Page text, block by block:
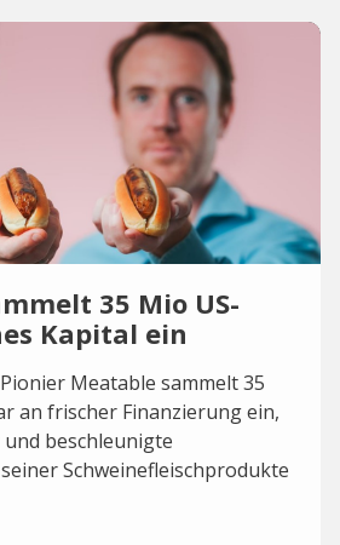
35 Mio US-
Kapital ein
Meatable sammelt 35
an frischer Finanzierung ein,
beschleunigte
Schweinefleischprodukte